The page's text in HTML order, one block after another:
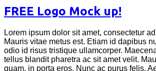
FREE Logo Mock up!
Lorem ipsum dolor sit amet, consectetur
Mauris vitae metus est. Etiam id dapibus
odio id risus tristique ullamcorper.
tellus blandit pharetra ac sit amet velit.
quam, in porta eros. Nunc ac purus felis.